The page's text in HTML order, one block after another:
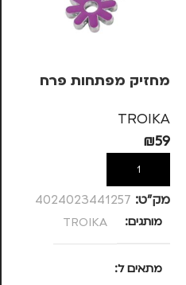
מחזיק מפתחות פרח
TROIKA
₪59
הוספה לסל
מק”ט: 4024023441257
מותגים TROIKA
מתאים ל